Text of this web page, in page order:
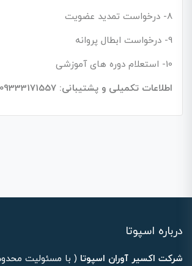
8- درخواست تمدید عضویت
9- درخواست ابطال پروانه
10- استعلام دوره های آموزشی
اطلاعات تکمیلی و پشتیبانی: 09333171557 در واتساپ
درباره اسپوتا
شرکت اکسیر آوران اسپوتا ( با مسئولیت محدود